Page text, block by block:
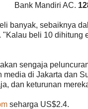
Bank Mandiri AC.
banyak, sebaiknya
beli 10
sengaja
di Jakarta dan
dan keturunan
seharga US$2.4.